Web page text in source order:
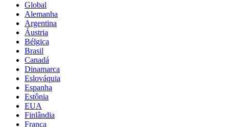
Global
Alemanha
Argentina
Áustria
Bélgica
Brasil
Canadá
Dinamarca
Eslováquia
Espanha
Estônia
EUA
Finlândia
França